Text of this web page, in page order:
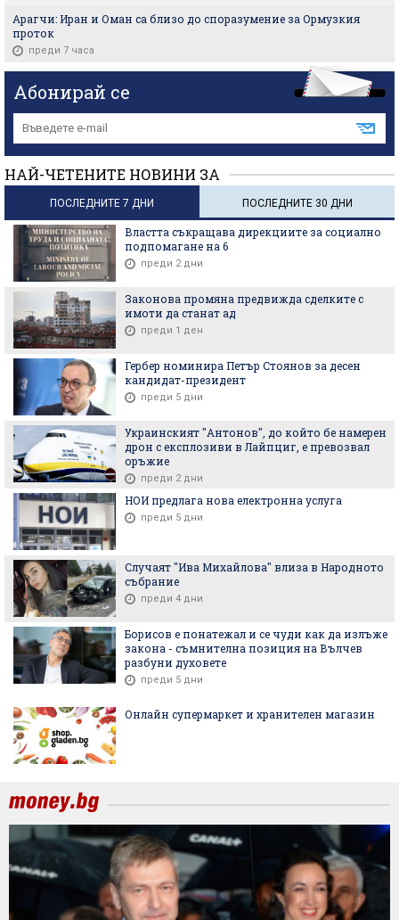
Арагчи: Иран и Оман са близо до споразумение за Ормузкия
проток
преди 7 часа
Абонирай се
НАЙ-ЧЕТЕНИТЕ НОВИНИ ЗА
ПОСЛЕДНИТЕ 7 ДНИ ПОСЛЕДНИТЕ 30 ДНИ
Властта съкращава дирекциите за социално
подпомагане на 6
преди 2 дни
Законова промяна предвижда сделките с
имоти да станат ад
преди 1 ден
Гербер номинира Петър Стоянов за десен
кандидат-президент
преди 5 дни
Украинският "Антонов", до който бе намерен
дрон с експлозиви в Лайпциг, е превозвал
оръжие
преди 2 дни
НОИ предлага нова електронна услуга
преди 5 дни
Случаят "Ива Михайлова" влиза в Народното
събрание
преди 4 дни
Борисов е понатежал и се чуди как да излъже
закона - съмнителна позиция на Вълчев
разбуни духовете
преди 5 дни
Онлайн супермаркет и хранителен магазин